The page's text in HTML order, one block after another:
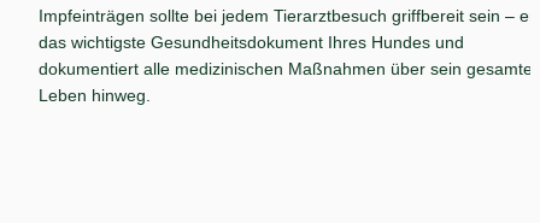
Impfeinträgen sollte bei jedem Tierarztbesuch griffbereit sein – er
das wichtigste Gesundheitsdokument Ihres Hundes und
dokumentiert alle medizinischen Maßnahmen über sein gesamtes
Leben hinweg.